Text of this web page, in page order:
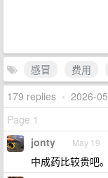
感冒 费用
179 replies • 2026-
Page 1
jonty May 19
中成药比较贵吧